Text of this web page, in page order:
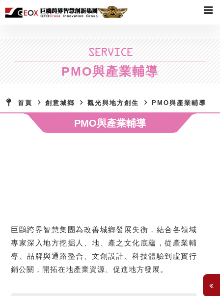
SERVICE
PMO與產業輔導
首頁 創意城鄉 觀光與地方創生 PMO與產業輔導
PMO與產業輔導
巨鷗跨界智慧集團為改善城鄉發展失衡，結合各領域
專家深入地方挖掘人、地、產之文化底蘊，從產業輔
導、品牌與通路整合、文創設計、科技體驗到虛實行
銷公關，開拓在地產業資源、促進地方發展。